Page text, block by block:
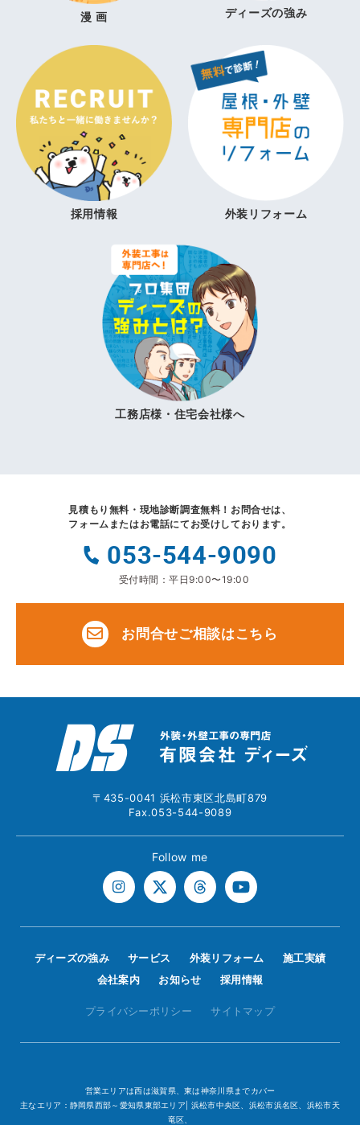
漫 画 ディーズの強み
採用情報 外装リフォーム
工務店様・住宅会社様へ
見積もり無料・現地診断調査無料！ お問合せは、
フォームまたはお電話にてお受けしております。
053-544-9090
受付時間：平日9:00〜19:00
お問合せご相談はこちら
〒435-0041 浜松市東区北島町879
Fax.053-544-9089
Follow me
ディーズの強み サービス 外装リフォーム
施工実績
会社案内
お知らせ 採用情報
プライバシーポリシー サイトマップ
営業エリアは西は滋賀県、東は神奈川県までカバー
主なエリア：静岡県西部～愛知県東部エリア| 浜松市中央区、浜松市浜名区、浜松市天
竜区、